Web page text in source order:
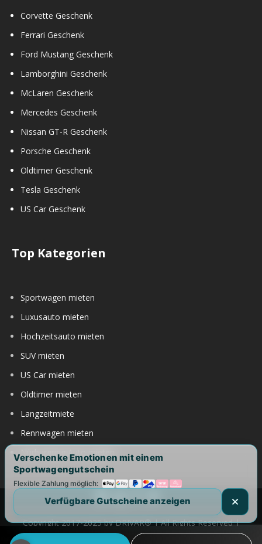
Corvette Geschenk
Ferrari Geschenk
Ford Mustang Geschenk
Lamborghini Geschenk
McLaren Geschenk
Mercedes Geschenk
Nissan GT-R Geschenk
Porsche Geschenk
Oldtimer Geschenk
Tesla Geschenk
US Car Geschenk
Top Kategorien
Sportwagen mieten
Luxusauto mieten
Hochzeitsauto mieten
SUV mieten
US Car mieten
Oldtimer mieten
Langzeitmiete
Rennwagen mieten
Nürburgring Auto mieten
Copyright 2017-2025 by DRIVAR® | All Rights Reserved |
DRIVAR weltweit:DRIVAR.de |DRIVAR.ch|DRIVAR.at|
Verschenke Emotionen mit einem
Sportwagengutschein
Flexible Zahlung möglich:
Verfügbare Gutscheine anzeigen